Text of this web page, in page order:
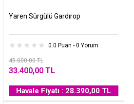
Yaren Sürgülü Gardırop
0.0 Puan - 0 Yorum
45.000,00 TL
33.400,00 TL
Havale Fiyatı : 28.390,00 TL